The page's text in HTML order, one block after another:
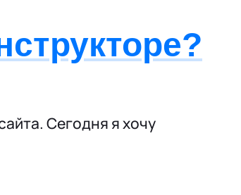
Сегодня я хочу